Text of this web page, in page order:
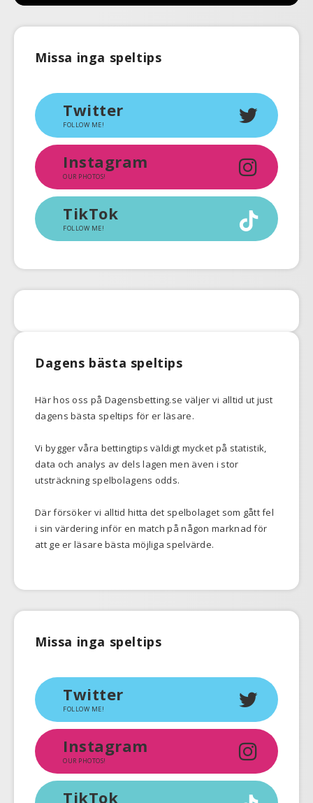
Missa inga speltips
Twitter
FOLLOW ME!
Instagram
OUR PHOTOS!
TikTok
FOLLOW ME!
Dagens bästa speltips
Här hos oss på Dagensbetting.se väljer vi alltid ut just
dagens bästa speltips för er läsare.
Vi bygger våra bettingtips väldigt mycket på statistik,
data och analys av dels lagen men även i stor
utsträckning spelbolagens odds.
Där försöker vi alltid hitta det spelbolaget som gått fel
i sin värdering inför en match på någon marknad för
att ge er läsare bästa möjliga spelvärde.
Missa inga speltips
Twitter
FOLLOW ME!
Instagram
OUR PHOTOS!
TikTok